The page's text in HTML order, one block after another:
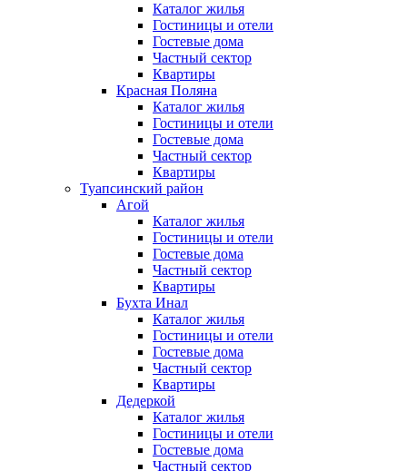
Каталог жилья
Гостиницы и отели
Гостевые дома
Частный сектор
Квартиры
Красная Поляна
Каталог жилья
Гостиницы и отели
Гостевые дома
Частный сектор
Квартиры
Туапсинский район
Агой
Каталог жилья
Гостиницы и отели
Гостевые дома
Частный сектор
Квартиры
Бухта Инал
Каталог жилья
Гостиницы и отели
Гостевые дома
Частный сектор
Квартиры
Дедеркой
Каталог жилья
Гостиницы и отели
Гостевые дома
Частный сектор